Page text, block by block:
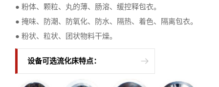
● 粉体、颗粒、丸的薄、肠溶、缓控释包衣。
● 掩味、防潮、防氧化、防水、隔热、着色、隔离包衣。
● 粉状、粒状、团状物料干燥。
设备可选流化床特点：